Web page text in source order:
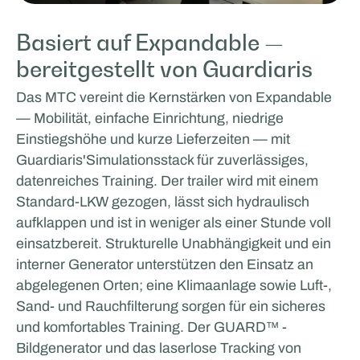
Basiert auf Expandable —
bereitgestellt von Guardiaris
Das MTC vereint die Kernstärken von Expandable
— Mobilität, einfache Einrichtung, niedrige
Einstiegshöhe und kurze Lieferzeiten — mit
Guardiaris'Simulationsstack für zuverlässiges,
datenreiches Training. Der trailer wird mit einem
Standard-LKW gezogen, lässt sich hydraulisch
aufklappen und ist in weniger als einer Stunde voll
einsatzbereit. Strukturelle Unabhängigkeit und ein
interner Generator unterstützen den Einsatz an
abgelegenen Orten; eine Klimaanlage sowie Luft-,
Sand- und Rauchfilterung sorgen für ein sicheres
und komfortables Training. Der GUARD™ -
Bildgenerator und das laserlose Tracking von